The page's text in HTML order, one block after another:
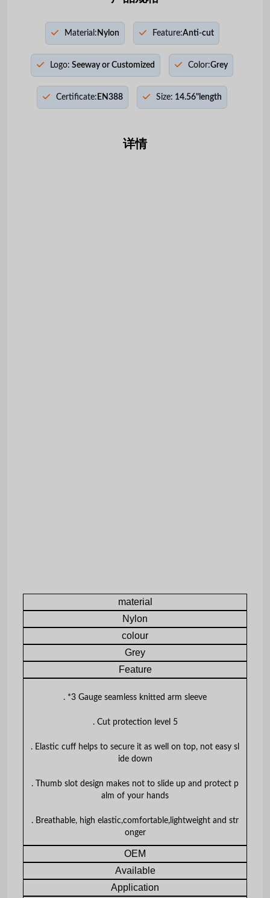
Material: Nylon Feature:Anti-cut
Logo: Seeway or Customized Color:Grey
Certificate: EN388 Size: 14.56"length
详情
material
Nylon
colour
Grey
Feature
. *3 Gauge seamless knitted arm sleeve
. Cut protection level 5
. Elastic cuff helps to secure it as well on top, not easy sl
ide down
. Thumb slot design makes not to slide up and protect p
alm of your hands
. Breathable, high elastic,comfortable,lightweight and str
onger
OEM
Available
Application